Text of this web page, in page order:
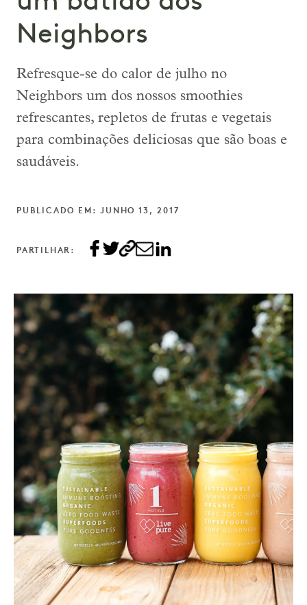
Neighbors
Refresque-se do calor de julho no
Neighbors um dos nossos smoothies
refrescantes, repletos de frutas e vegetais
para combinações deliciosas que são boas e
saudáveis.
PUBLICADO EM: JUNHO 13, 2017
PARTILHAR: